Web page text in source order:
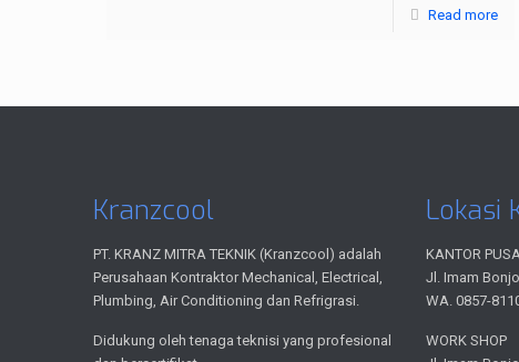
Read more
Kranzcool
PT. KRANZ MITRA TEKNIK (Kranzcool) adalah
Perusahaan Kontraktor Mechanical, Electrical,
Plumbing, Air Conditioning dan Refrigrasi.
Didukung oleh tenaga teknisi yang profesional
Lokasi
KANTOR
Jl. Imam
WA. 0857-
WORK SHOP